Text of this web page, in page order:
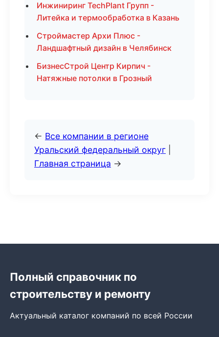
Инжиниринг TechPlant Групп -
Литейка и термообработка в Казань
Строймастер Архи Плюс -
Ландшафтный дизайн в Челябинск
БизнесСтрой Центр Кирпич -
Натяжные потолки в Грозный
← Все компании в регионе
Уральский федеральный округ
Главная страница →
Полный справочник по
строительству и ремонту
Актуальный каталог компаний по всей России